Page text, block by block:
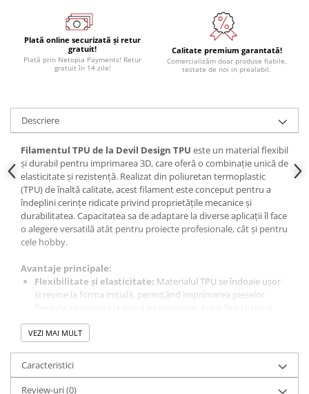
Surse de alimentare
Alimentatoare AC-DC
Convertoare DC-DC
Invertoare DC-AC
Scule si aparate de masura
Aparate de masura si testare
Scule manuale si electrice
Lipit si accesorii lipit
Cabluri, conectori si izolatie
Module Peltier, racire si
incalzire
de lucru
Cabluri si conectori
Conectori, mufe si blocuri
terminale
Componente electronice
Rezistente si termistori
Plată online securizată și retur
gratuit!
Plată prin Netopia Payments! Retur
gratuit în 14 zile!
Calitate premium garantată!
Comercializăm doar produse fiabile,
testate de noi in prealabil.
Descriere
Filamentul TPU de la Devil Design TPU este un material flexibil
și durabil pentru imprimarea 3D, care oferă o combinație unică de
elasticitate și rezistență. Realizat din poliuretan termoplastic
(TPU) de înaltă calitate, acest filament este conceput pentru a
îndeplini cerințe ridicate privind proprietățile mecanice și
durabilitatea. Capacitatea sa de adaptare la diverse aplicații îl face
o alegere versatilă atât pentru proiecte profesionale, cât și pentru
cele hobby.
Avantaje principale:
Flexibilitate și elasticitate: Materialul TPU se îndoaie ușor
și revine la forma inițială, permițând imprimarea pieselor
aderență între straturi.
Durabilitate:
durată lungă de viață pieselor imprimate și extinzând
Versatilitate:
Datorită adaptabilității sale la diferite condiții,
VEZI MAI MULT
Caracteristici
Review-uri(0)